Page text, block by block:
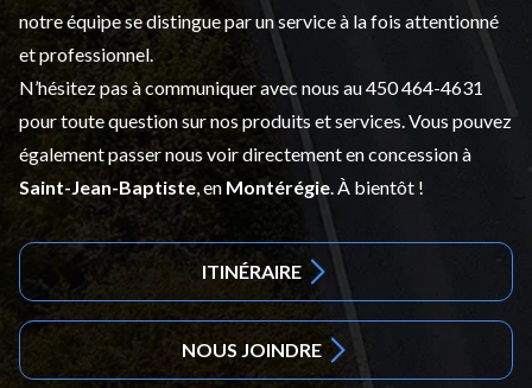
notre équipe se distingue par un service à la fois attentionné
et professionnel.
N’hésitez pas à communiquer avec nous au450 464-4631
pour toute question sur nos produits et services. Vous pouvez
également passer nous voir directement en concession à
Saint-Jean-Baptiste , en Montérégie . À bientôt !
ITINÉRAIRE
NOUS JOINDRE